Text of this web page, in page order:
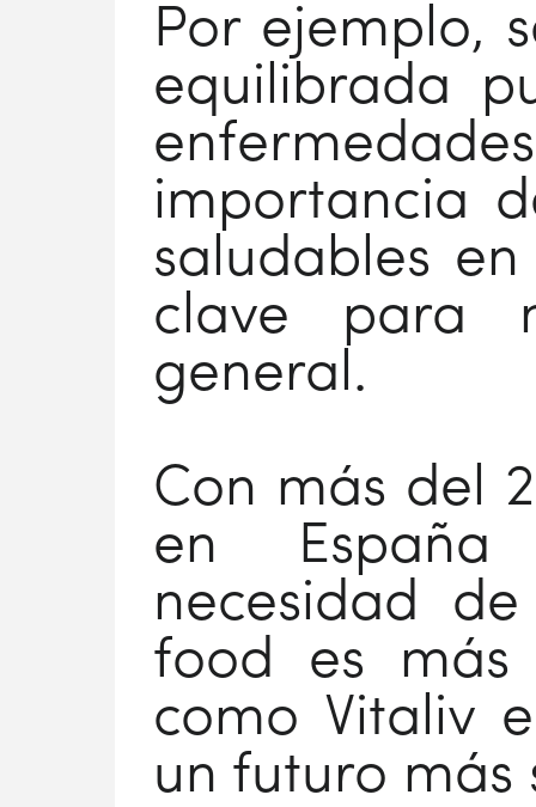
Por ejemplo,
equilibrada
importancia
saludables
clave para
general.
Con más del
en España
necesidad
food es más
como Vitaliv
un futuro más